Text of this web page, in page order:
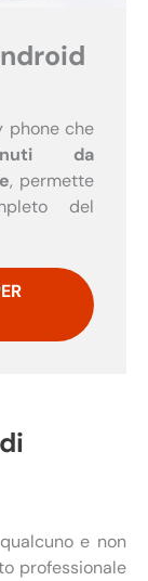
phone che
da
, permette
del
e non
professionale